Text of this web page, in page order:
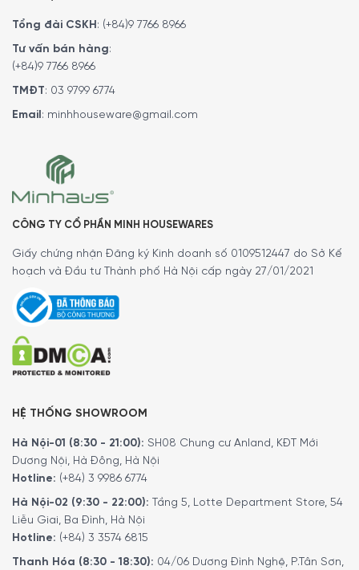
MINH HOUSE CAM KẾT:
Giao hàng nhanh chóng toàn quốc.
Hàng đúng nguồn gốc, chính hãng, nhập khẩu Đức & EU.
Ngoài ra quý khách còn có thể tham khảo thêm các sản
MÁY MASSAGE
của chúng tôi.
Thêm vào đó, chúng tôi cũng có kênhYoutubereview về
các sản phẩm, cũng như hướng dẫn sử dụng các loại thiết
bị Đồ gia dụng. Quý khách có thể tham khảo
5/5 - (1 bình chọn)
Tổng đài CSKH: (+84)9 7766 8966
Tư vấn bán hàng:
(+84)9 7766 8966
TMĐT: 03 9799 6774
Email: minhhouseware@gmail.com
CÔNG TY CỔ PHẦN MINH HOUSEWARES
Giấy chứng nhận Đăng ký Kinh doanh số 0109512447 do Sở Kế
hoạch và Đầu tư Thành phố Hà Nội cấp ngày 27/01/2021
HỆ THỐNG SHOWROOM
Hà Nội-01 (8:30 - 21:00): SH08 Chung cư Anland, KĐT Mới
Dương Nội, Hà Đông, Hà Nội
Hotline: (+84) 3 9986 6774
Hà Nội-02 (9:30 - 22:00): Tầng 5, Lotte Department Store, 54
Liễu Giai, Ba Đình, Hà Nội
Hotline: (+84) 3 3574 6815
Thanh Hóa (8:30 - 18:30): 04/06 Dương Đình Nghệ, P.Tân Sơn,